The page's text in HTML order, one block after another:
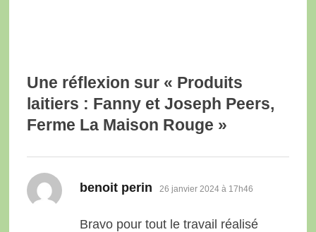
Une réflexion sur « Produits
laitiers : Fanny et Joseph Peers,
Ferme La Maison Rouge »
benoit perin dit :
26 janvier 2024 à 17h46
Bravo pour tout le travail réalisé